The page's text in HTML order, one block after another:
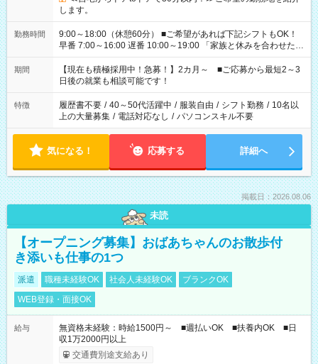
します。
勤務時間
9:00～18:00（休憩60分） ■ご希望があれば下記シフトもOK！
早番 7:00～16:00 遅番 10:00～19:00 「家族と休みを合わせた
い」 「余裕を持って夕飯の準備がしたい」 「できれば残業はし
たくない」 など、ご希望を教えてくださいね。 ※Wワーク希望
の方へ 今ご覧のお仕事で希望する勤務時間と、もう1つのお仕事
の勤務時間。 合計で週40時間を超える場合は応募できません。
期間
【現在も積極採用中！急募！】2カ月～ ■ご応募から最短2～3
日後の就業も相談可能です！
特徴 履歴書不要 / 40～50代活躍中 / 服装自由 / シフト勤務 / 10名以
上の大量募集 / 電話対応なし / パソコンスキル不要
気になる！ 応募する 詳細へ
掲載日：2026.08.06
未読
【オープニング募集】おばあちゃんのお散歩付
き添いも仕事の1つ
派遣 職種未経験OK 社会人未経験OK
ブランクOK
WEB登録・面接OK
給与
無資格未経験：時給1500円～ ■週払いOK ■扶養内OK ■日
収1万2000円以上
交通費別途支給あり